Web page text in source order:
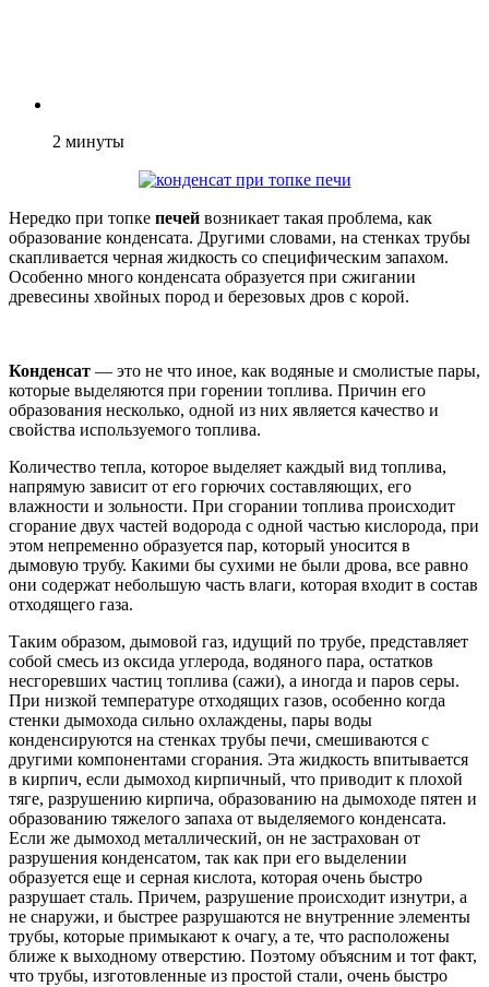
2 минуты
Нередко при топке печей возникает такая проблема, как
образование конденсата. Другими словами, на стенках трубы
скапливается черная жидкость со специфическим запахом.
Особенно много конденсата образуется при сжигании
древесины хвойных пород и березовых дров с корой.
Конденсат — это не что иное, как водяные и смолистые пары,
которые выделяются при горении топлива. Причин его
образования несколько, одной из них является качество и
свойства используемого топлива.
Количество тепла, которое выделяет каждый вид топлива,
напрямую зависит от его горючих составляющих, его
влажности и зольности. При сгорании топлива происходит
сгорание двух частей водорода с одной частью кислорода, при
этом непременно образуется пар, который уносится в
дымовую трубу. Какими бы сухими не были дрова, все равно
они содержат небольшую часть влаги, которая входит в состав
отходящего газа.
Таким образом, дымовой газ, идущий по трубе, представляет
собой смесь из оксида углерода, водяного пара, остатков
несгоревших частиц топлива (сажи), а иногда и паров серы.
При низкой температуре отходящих газов, особенно когда
стенки дымохода сильно охлаждены, пары воды
конденсируются на стенках трубы печи, смешиваются с
другими компонентами сгорания. Эта жидкость впитывается
в кирпич, если дымоход кирпичный, что приводит к плохой
тяге, разрушению кирпича, образованию на дымоходе пятен и
образованию тяжелого запаха от выделяемого конденсата.
Если же дымоход металлический, он не застрахован от
разрушения конденсатом, так как при его выделении
образуется еще и серная кислота, которая очень быстро
разрушает сталь. Причем, разрушение происходит изнутри, а
не снаружи, и быстрее разрушаются не внутренние элементы
трубы, которые примыкают к очагу, а те, что расположены
ближе к выходному отверстию. Поэтому объясним и тот факт,
что трубы, изготовленные из простой стали, очень быстро